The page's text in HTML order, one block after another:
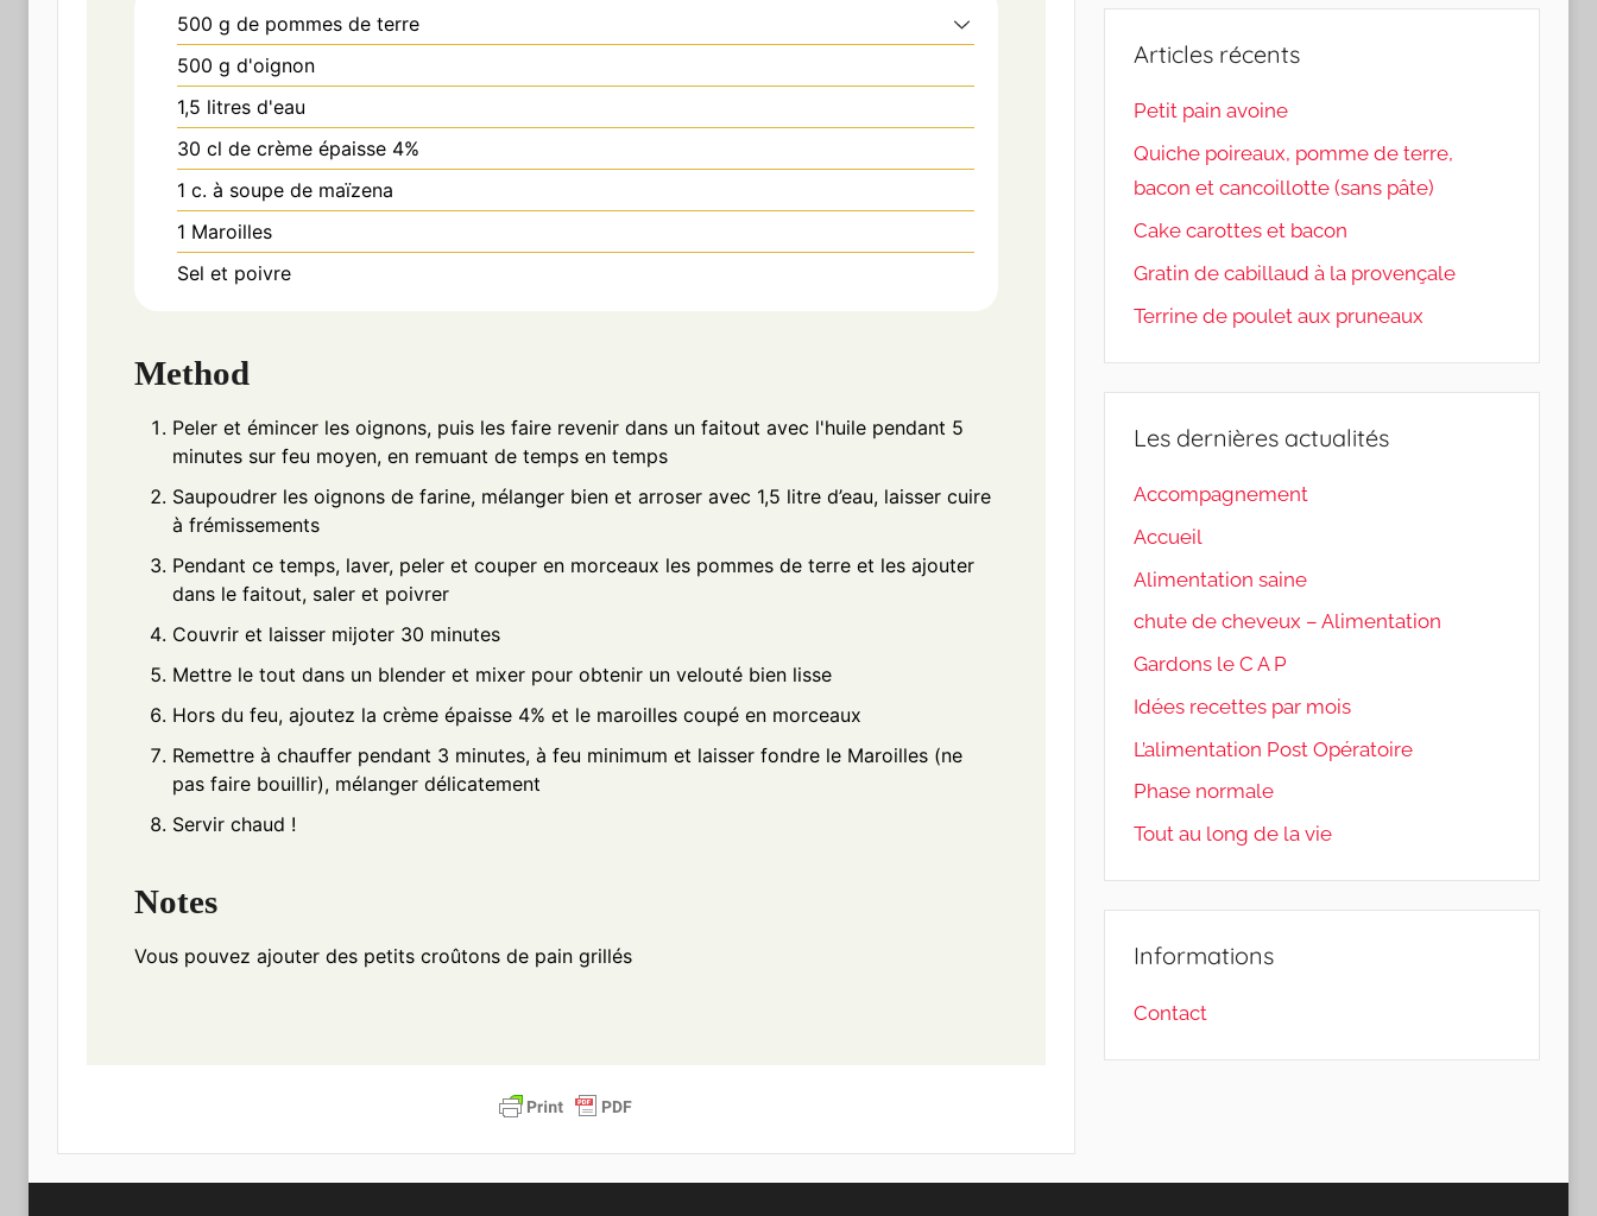
500 g de pommes de terre
500 g d'oignon
1,5 litres d'eau
30 cl de crème épaisse 4%
1 c. à soupe de maïzena
1 Maroilles
Sel et poivre
Method
Peler et émincer les oignons, puis les faire revenir dans un faitout avec l'huile pendant 5
minutes sur feu moyen, en remuant de temps en temps
Saupoudrer les oignons de farine, mélanger bien et arroser avec 1,5 litre d’eau, laisser cuire
à frémissements
Pendant ce temps, laver, peler et couper en morceaux les pommes de terre et les ajouter
dans le faitout, saler et poivrer
Couvrir et laisser mijoter 30 minutes
Mettre le tout dans un blender et mixer pour obtenir un velouté bien lisse
Hors du feu, ajoutez la crème épaisse 4% et le maroilles coupé en morceaux
Remettre à chauffer pendant 3 minutes, à feu minimum et laisser fondre le Maroilles (ne
pas faire bouillir), mélanger délicatement
Servir chaud !
Notes
Vous pouvez ajouter des petits croûtons de pain grillés
Articles récents
Petit pain avoine
Quiche poireaux, pomme de terre,
bacon et cancoillotte (sans pâte)
Cake carottes et bacon
Gratin de cabillaud à la provençale
Terrine de poulet aux pruneaux
Les dernières actualités
Accompagnement
Accueil
Alimentation saine
chute de cheveux – Alimentation
Gardons le C A P
Idées recettes par mois
L’alimentation Post Opératoire
Phase normale
Tout au long de la vie
Informations
Contact